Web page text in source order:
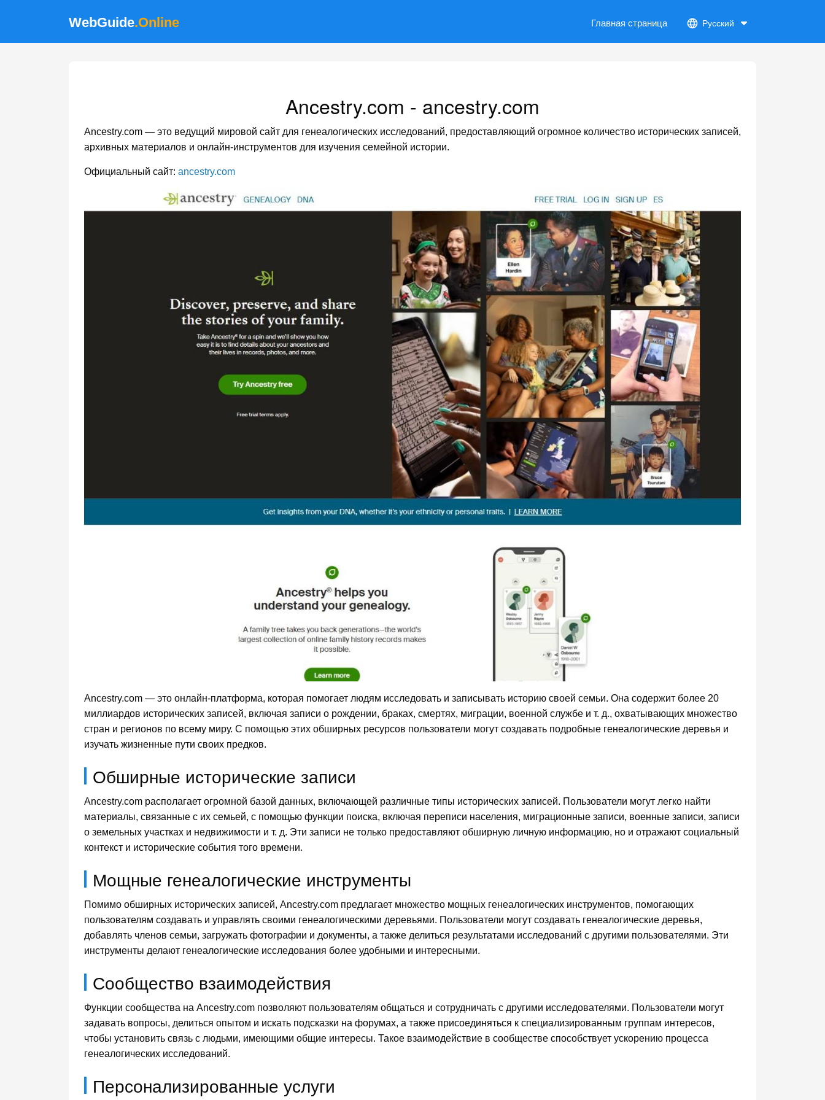
WebGuide.Online Главная страница Русский
Ancestry.com - ancestry.com
Ancestry.com — это ведущий мировой сайт для генеалогических исследований, предоставляющий огромное количество исторических записей,
архивных материалов и онлайн-инструментов для изучения семейной истории.
Официальный сайт: ancestry.com
Ancestry.com — это онлайн-платформа, которая помогает людям исследовать и записывать историю своей семьи. Она содержит более 20
миллиардов исторических записей, включая записи о рождении, браках, смертях, миграции, военной службе и т. д., охватывающих множество
стран и регионов по всему миру. С помощью этих обширных ресурсов пользователи могут создавать подробные генеалогические деревья и
изучать жизненные пути своих предков.
Обширные исторические записи
Ancestry.com располагает огромной базой данных, включающей различные типы исторических записей. Пользователи могут легко найти
материалы, связанные с их семьей, с помощью функции поиска, включая переписи населения, миграционные записи, военные записи, записи
о земельных участках и недвижимости и т. д. Эти записи не только предоставляют обширную личную информацию, но и отражают социальный
контекст и исторические события того времени.
Мощные генеалогические инструменты
Помимо обширных исторических записей, Ancestry.com предлагает множество мощных генеалогических инструментов, помогающих
пользователям создавать и управлять своими генеалогическими деревьями. Пользователи могут создавать генеалогические деревья,
добавлять членов семьи, загружать фотографии и документы, а также делиться результатами исследований с другими пользователями. Эти
инструменты делают генеалогические исследования более удобными и интересными.
Сообщество взаимодействия
Функции сообщества на Ancestry.com позволяют пользователям общаться и сотрудничать с другими исследователями. Пользователи могут
задавать вопросы, делиться опытом и искать подсказки на форумах, а также присоединяться к специализированным группам интересов,
чтобы установить связь с людьми, имеющими общие интересы. Такое взаимодействие в сообществе способствует ускорению процесса
генеалогических исследований.
Персонализированные услуги